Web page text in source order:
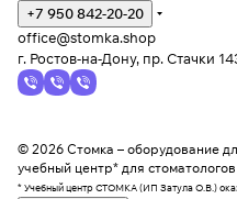
+7 950 842-20-20
office@stomka.shop
г. Ростов-на-Дону, пр. Стачки
© 2026 Стомка – оборудование
учебный центр* для стоматологов
* Учебный центр СТОМКА (ИП Затула О.В.)